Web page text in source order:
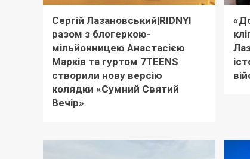
Сергій Лазановський|RIDNYI
разом з блогеркою-
мільйонницею Анастасією
Марків та гуртом 7TEENS
створили нову версію
колядки «Сумний Святий
Вечір»